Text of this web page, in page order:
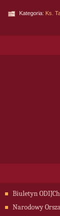
Kategoria: Ks.
Biuletyn
Narodowy